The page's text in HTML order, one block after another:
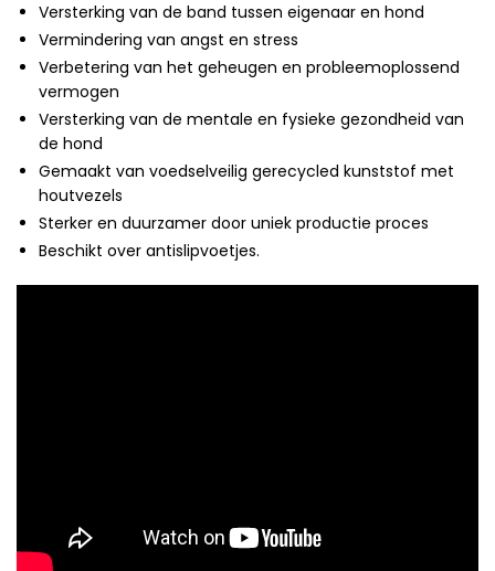
Versterking van de band tussen eigenaar en hond
Vermindering van angst en stress
Verbetering van het geheugen en probleemoplossend
vermogen
Versterking van de mentale en fysieke gezondheid van
de hond
Gemaakt van voedselveilig gerecycled kunststof met
houtvezels
Sterker en duurzamer door uniek productie proces
Beschikt over antislipvoetjes.